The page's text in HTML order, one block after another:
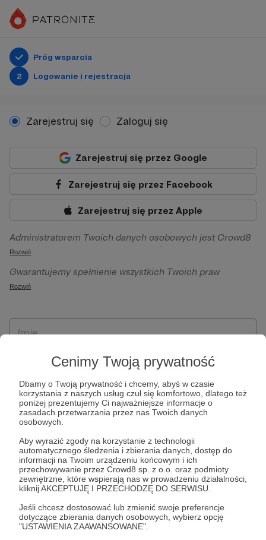
Cenimy Twoją prywatność
Dbamy o Twoją prywatność i chcemy, abyś w czasie
korzystania z naszych usług czuł się komfortowo, dlatego też
poniżej prezentujemy Ci najważniejsze informacje o
zasadach przetwarzania przez nas Twoich danych
osobowych.
Aby wyrazić zgody na korzystanie z technologii
automatycznego śledzenia i zbierania danych, dostęp do
informacji na Twoim urządzeniu końcowym i ich
przechowywanie przez Crowd8 sp. z o.o. oraz podmioty
zewnętrzne, które wspierają nas w prowadzeniu działalności,
kliknij AKCEPTUJĘ I PRZECHODZĘ DO SERWISU.
Jeśli chcesz dostosować lub zmienić swoje preferencje
dotyczące zbierania danych osobowych, wybierz opcję
"USTAWIENIA ZAAWANSOWANE".
Próg wsparcia
2
Logowanie i rejestracja
Zarejestruj się Zaloguj się
Zarejestruj się przez Google
Zarejestruj się przez Facebook
Zarejestruj się przez Apple
Administratorem Twoich danych osobowych jest Crowd8
sp. z o.o. z siedziba w Warszawie, ul. Żwirki i Wigury 16, 02-
092 Warszawa. Twoje dane osobowe będą przetwarzane w
szczególności w celu wykonania umowy zawartej z Tobą, w
Patronite.pl, w tym możliwości dokonywania oraz
otrzymywania wsparcia na naszej platformie oraz
Rozwiń
Gwarantujemy spełnienie wszystkich Twoich praw
wynikających z ogólnego rozporządzenia o ochronie
ich przenoszenia, niepodlegania zautomatyzowanemu
wyrażenia sprzeciwu wobec przetwarzania Twoich danych
osobowych. Rejestracja dla osób niepełnoletnich możliwa
jest po przekazaniu podpisanego formularza "Zgodna na
założenie konta przez osobę niepełnoletnią", formularz
dostępny jest na stronie regulaminu Patronite.pl.
Rozwiń
* Zapoznałem się i akceptujęRegulaminserwisu oraz